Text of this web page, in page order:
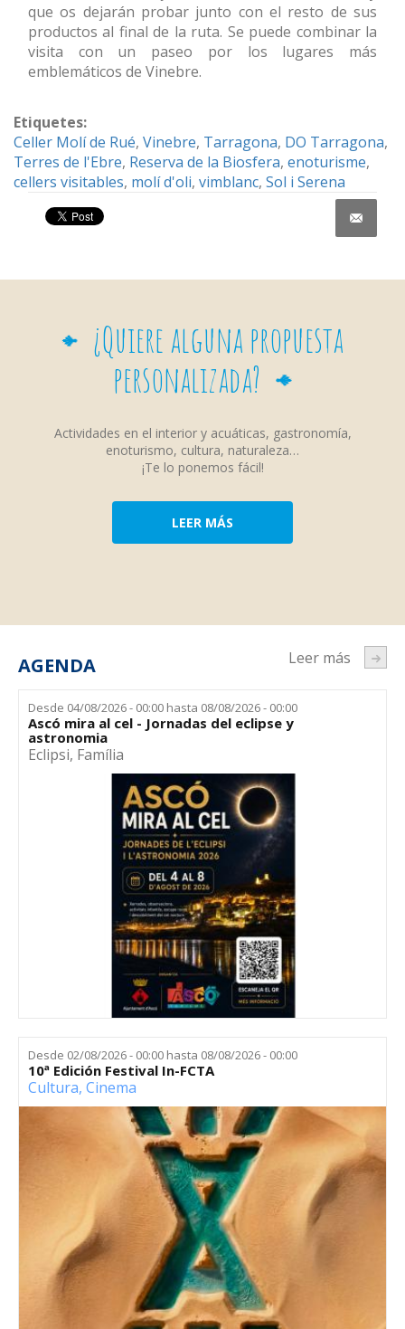
que os dejarán probar junto con el resto de sus
productos al final de la ruta. Se puede combinar la
visita con un paseo por los lugares más
emblemáticos de Vinebre.
Etiquetes:
Celler Molí de Rué, Vinebre, Tarragona, DO Tarragona,
Terres de l'Ebre, Reserva de la Biosfera, enoturisme,
cellers visitables, molí d'oli, vimblanc, Sol i Serena
Share on Facebook
¿Quiere alguna propuesta
personalizada?
Actividades en el interior y acuáticas, gastronomía,
enoturismo, cultura, naturaleza…
¡Te lo ponemos fácil!
LEER MÁS
AGENDA
Desde 04/08/2026 - 00:00 hasta 08/08/2026 - 00:00
Ascó mira al cel - Jornadas del eclipse y
astronomia
Eclipsi, Família
Desde 02/08/2026 - 00:00 hasta 08/08/2026 - 00:00
10ª Edición Festival In-FCTA
Cultura,Cinema
Leer más